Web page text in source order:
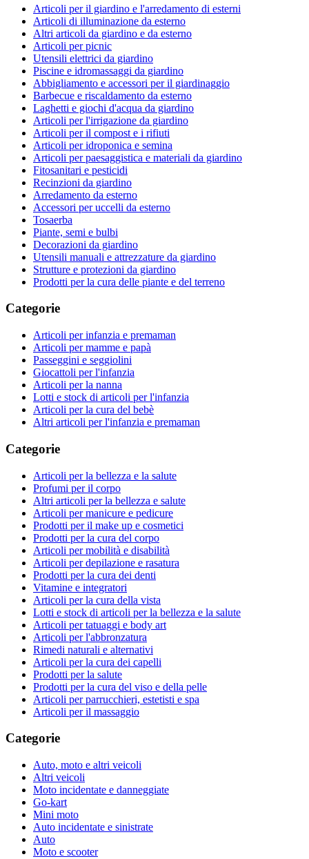
Articoli per il giardino e l'arredamento di esterni
Articoli di illuminazione da esterno
Altri articoli da giardino e da esterno
Articoli per picnic
Utensili elettrici da giardino
Piscine e idromassaggi da giardino
Abbigliamento e accessori per il giardinaggio
Barbecue e riscaldamento da esterno
Laghetti e giochi d'acqua da giardino
Articoli per l'irrigazione da giardino
Articoli per il compost e i rifiuti
Articoli per idroponica e semina
Articoli per paesaggistica e materiali da giardino
Fitosanitari e pesticidi
Recinzioni da giardino
Arredamento da esterno
Accessori per uccelli da esterno
Tosaerba
Piante, semi e bulbi
Decorazioni da giardino
Utensili manuali e attrezzature da giardino
Strutture e protezioni da giardino
Prodotti per la cura delle piante e del terreno
Categorie
Articoli per infanzia e premaman
Articoli per mamme e papà
Passeggini e seggiolini
Giocattoli per l'infanzia
Articoli per la nanna
Lotti e stock di articoli per l'infanzia
Articoli per la cura del bebè
Altri articoli per l'infanzia e premaman
Categorie
Articoli per la bellezza e la salute
Profumi per il corpo
Altri articoli per la bellezza e salute
Articoli per manicure e pedicure
Prodotti per il make up e cosmetici
Prodotti per la cura del corpo
Articoli per mobilità e disabilità
Articoli per depilazione e rasatura
Prodotti per la cura dei denti
Vitamine e integratori
Articoli per la cura della vista
Lotti e stock di articoli per la bellezza e la salute
Articoli per tatuaggi e body art
Articoli per l'abbronzatura
Rimedi naturali e alternativi
Articoli per la cura dei capelli
Prodotti per la salute
Prodotti per la cura del viso e della pelle
Articoli per parrucchieri, estetisti e spa
Articoli per il massaggio
Categorie
Auto, moto e altri veicoli
Altri veicoli
Moto incidentate e danneggiate
Go-kart
Mini moto
Auto incidentate e sinistrate
Auto
Moto e scooter